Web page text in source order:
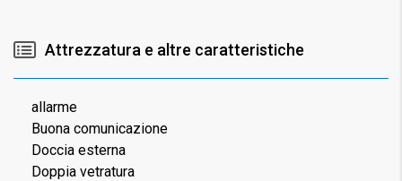
Attrezzatura e altre caratteristiche
allarme
Buona comunicazione
Doccia esterna
Doppia vetratura